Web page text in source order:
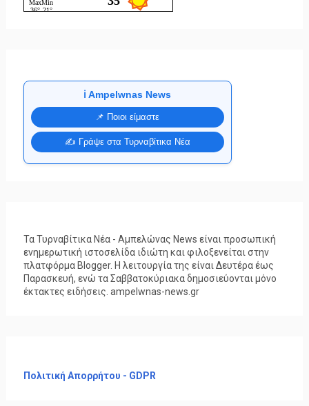
ℹ️ Ampelwnas News
📌 Ποιοι είμαστε
✍️ Γράψε στα Τυρναβίτικα Νέα
Τα Τυρναβίτικα Νέα - Αμπελώνας News είναι προσωπική
ενημερωτική ιστοσελίδα ιδιώτη και φιλοξενείται στην
πλατφόρμα Blogger. Η λειτουργία της είναι Δευτέρα έως
Παρασκευή, ενώ τα Σαββατοκύριακα δημοσιεύονται μόνο
έκτακτες ειδήσεις. ampelwnas-news.gr
Πολιτική Απορρήτου - GDPR